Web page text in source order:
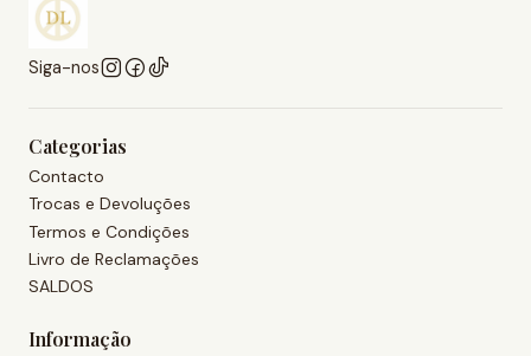
Siga-nos
Categorias
Contacto
Trocas e Devoluções
Termos e Condições
Livro de Reclamações
SALDOS
Informação